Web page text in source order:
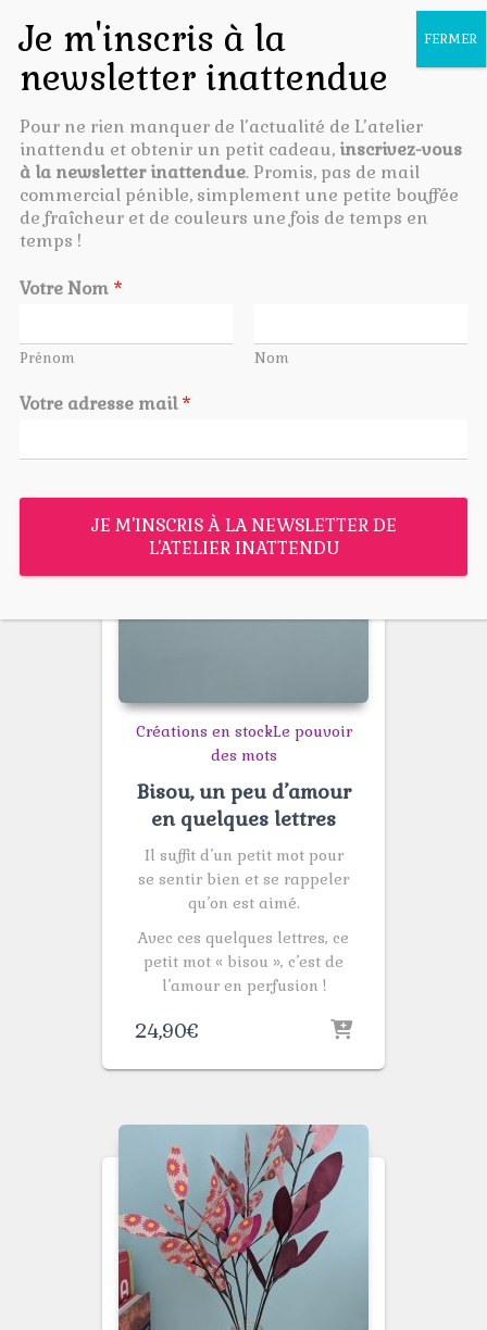
Créations en stock
Des créations uniques disponibles de suite !
Affichage de 1–12 sur 37 résultats
Créations en stockLe pouvoir
des mots
Bisou, un peu d’amour
en quelques lettres
Il suffit d’un petit mot pour
se sentir bien et se rappeler
qu’on est aimé.
Avec ces quelques lettres, ce
petit mot « bisou », c’est de
l’amour en perfusion !
24,90€
Pour ne rien manquer de l’actualité de L’atelier
inattendu et obtenir un petit cadeau, inscrivez-vous
à la newsletter inattendue. Promis, pas de mail
commercial pénible, simplement une petite bouffée
de fraîcheur et de couleurs une fois de temps en
temps !
Votre Nom *
Prénom Nom
Votre adresse mail*
JE M'INSCRIS À LA NEWSLETTER DE
L'ATELIER INATTENDU